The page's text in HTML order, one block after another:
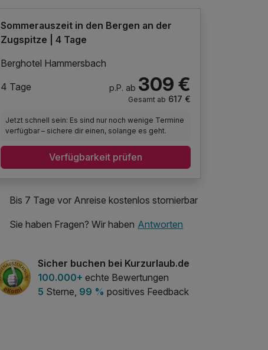
Sommerauszeit in den Bergen an der
Zugspitze | 4 Tage
Berghotel Hammersbach
4 Tage
p.P. ab 309 €
Gesamt ab 617 €
Jetzt schnell sein: Es sind nur noch wenige Termine
verfügbar – sichere dir einen, solange es geht.
Verfügbarkeit prüfen
Bis 7 Tage vor Anreise kostenlos stornierbar
Sie haben Fragen? Wir haben Antworten
Sicher buchen bei Kurzurlaub.de
100.000+ echte Bewertungen
5 Sterne, 99 % positives Feedback